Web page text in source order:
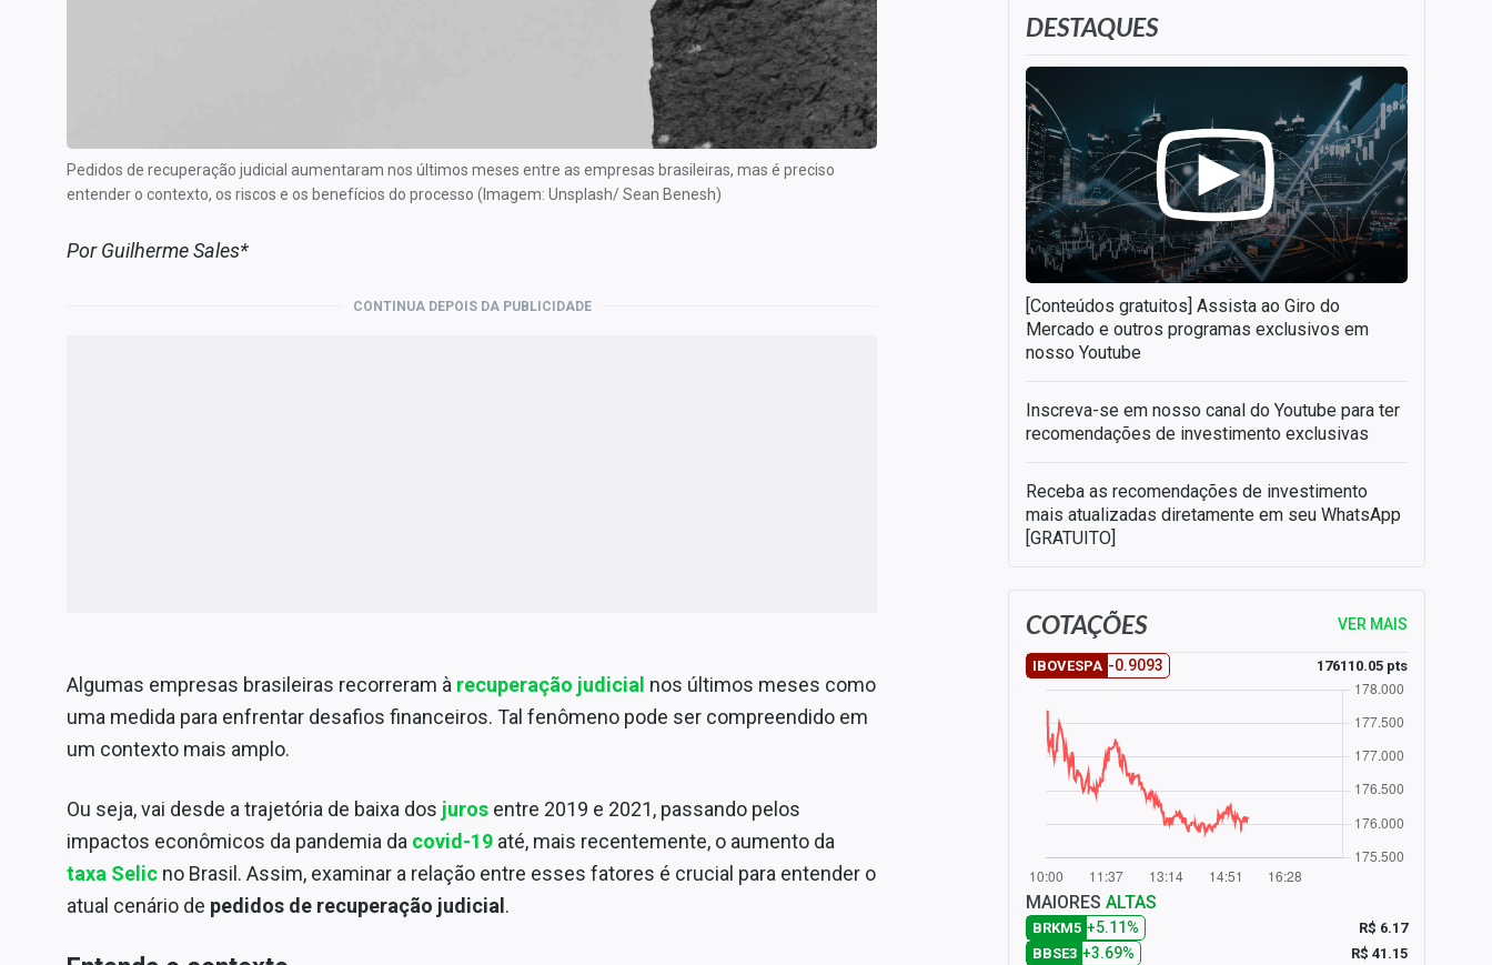
Sobre
Expediente
Contato
Pedidos de recuperação judicial aumentaram nos últimos meses entre as empresas brasileiras, mas é preciso
entender o contexto, os riscos e os benefícios do processo (Imagem: Unsplash/ Sean Benesh)
Por Guilherme Sales*
CONTINUA DEPOIS DA PUBLICIDADE
Algumas empresas brasileiras recorreram à recuperação judicial nos últimos meses como
uma medida para enfrentar desafios financeiros. Tal fenômeno pode ser compreendido em
um contexto mais amplo.
Ou seja, vai desde a trajetória de baixa dos juros entre 2019 e 2021, passando pelos
impactos econômicos da pandemia da covid-19 até, mais recentemente, o aumento da
taxa Selic no Brasil. Assim, examinar a relação entre esses fatores é crucial para entender o
atual cenário de pedidos de recuperação judicial.
DESTAQUES
[Conteúdos gratuitos] Assista ao Giro do
Mercado e outros programas exclusivos em
nosso Youtube
Inscreva-se em nosso canal do Youtube para ter
recomendações de investimento exclusivas
Receba as recomendações de investimento
mais atualizadas diretamente em seu WhatsApp
[GRATUITO]
COTAÇÕES VER MAIS
IBOVESPA -0.9093 176110.05 pts
MAIORES ALTAS
BRKM5 +5.11%
R$ 6.17
BBSE3 +3.69%
R$ 41.15